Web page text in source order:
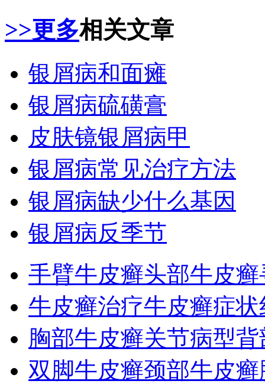
>>更多相关文章
银屑病和面瘫
银屑病硫磺膏
皮肤镜银屑病甲
银屑病常见治疗方法
银屑病缺少什么基因
银屑病反季节
手臂牛皮癣头部牛皮癣
牛皮癣治疗牛皮癣症状
胸部牛皮癣关节病型背
双脚牛皮癣颈部牛皮癣